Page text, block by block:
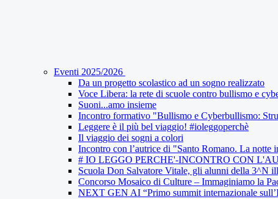
Eventi 2025/2026
Da un progetto scolastico ad un sogno realizzato
Voce Libera: la rete di scuole contro bullismo e
Suoni...amo insieme
Incontro formativo "Bullismo e Cyberbullismo:
Leggere è il più bel viaggio! #ioleggoperchè
Il viaggio dei sogni a colori
Incontro con l’autrice di "Santo Romano. La notte
# IO LEGGO PERCHE'-INCONTRO CON
Scuola Don Salvatore Vitale, gli alunni della 3^N
Concorso Mosaico di Culture – Immaginiamo la
NEXT GEN AI “Primo summit internazionale